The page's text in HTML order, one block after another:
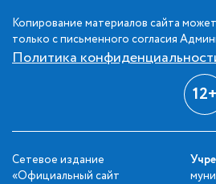
Копирование материалов сайта
только с письменного согласия
Политика
12+
Сетевое издание
«Официальный сайт